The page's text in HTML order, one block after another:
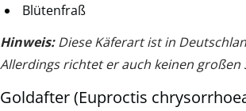
Blütenfraß
Hinweis:Diese Käferart ist in
Allerdings richtet er auch keinen großen
Goldafter (Euproctis